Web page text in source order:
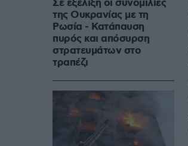
Σε εξέλιξη οι συνομιλίες
της Ουκρανίας με τη
Ρωσία - Κατάπαυση
πυρός και απόσυρση
στρατευμάτων στο
τραπέζι